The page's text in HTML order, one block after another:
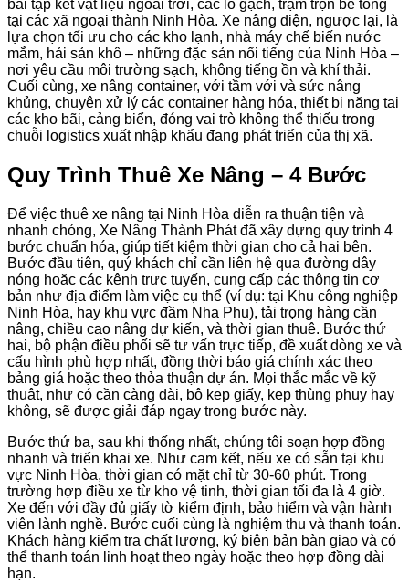
bãi tập kết vật liệu ngoài trời, các lò gạch, trạm trộn bê tông
tại các xã ngoại thành Ninh Hòa. Xe nâng điện, ngược lại, là
lựa chọn tối ưu cho các kho lạnh, nhà máy chế biến nước
mắm, hải sản khô – những đặc sản nổi tiếng của Ninh Hòa –
nơi yêu cầu môi trường sạch, không tiếng ồn và khí thải.
Cuối cùng, xe nâng container, với tầm với và sức nâng
khủng, chuyên xử lý các container hàng hóa, thiết bị nặng tại
các kho bãi, cảng biển, đóng vai trò không thể thiếu trong
chuỗi logistics xuất nhập khẩu đang phát triển của thị xã.
Quy Trình Thuê Xe Nâng – 4 Bước
Để việc thuê xe nâng tại Ninh Hòa diễn ra thuận tiện và
nhanh chóng, Xe Nâng Thành Phát đã xây dựng quy trình 4
bước chuẩn hóa, giúp tiết kiệm thời gian cho cả hai bên.
Bước đầu tiên, quý khách chỉ cần liên hệ qua đường dây
nóng hoặc các kênh trực tuyến, cung cấp các thông tin cơ
bản như địa điểm làm việc cụ thể (ví dụ: tại Khu công nghiệp
Ninh Hòa, hay khu vực đầm Nha Phu), tải trọng hàng cần
nâng, chiều cao nâng dự kiến, và thời gian thuê. Bước thứ
hai, bộ phận điều phối sẽ tư vấn trực tiếp, đề xuất dòng xe và
cấu hình phù hợp nhất, đồng thời báo giá chính xác theo
bảng giá hoặc theo thỏa thuận dự án. Mọi thắc mắc về kỹ
thuật, như có cần càng dài, bộ kẹp giấy, kẹp thùng phuy hay
không, sẽ được giải đáp ngay trong bước này.
Bước thứ ba, sau khi thống nhất, chúng tôi soạn hợp đồng
nhanh và triển khai xe. Như cam kết, nếu xe có sẵn tại khu
vực Ninh Hòa, thời gian có mặt chỉ từ 30-60 phút. Trong
trường hợp điều xe từ kho vệ tinh, thời gian tối đa là 4 giờ.
Xe đến với đầy đủ giấy tờ kiểm định, bảo hiểm và vận hành
viên lành nghề. Bước cuối cùng là nghiệm thu và thanh toán.
Khách hàng kiểm tra chất lượng, ký biên bản bàn giao và có
thể thanh toán linh hoạt theo ngày hoặc theo hợp đồng dài
hạn.